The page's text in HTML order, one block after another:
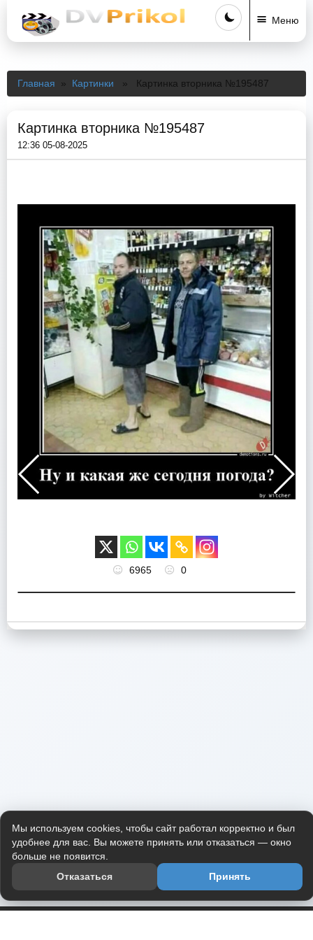
Меню
Главная » Картинки » Картинка вторника №195487
Картинка вторника №195487
12:36 05-08-2025
6965 0
Мы используем cookies, чтобы сайт работал корректно и был
удобнее для вас. Вы можете принять или отказаться — окно
больше не появится.
Отказаться
Принять